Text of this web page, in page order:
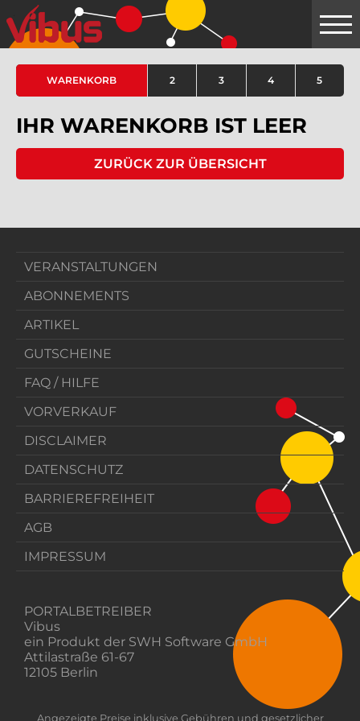
Springe
zum
Hauptinhalt
WARENKORB 2 3 4 5
IHR WARENKORB IST LEER
ZURÜCK ZUR ÜBERSICHT
VERANSTALTUNGEN
ABONNEMENTS
ARTIKEL
GUTSCHEINE
FAQ / HILFE
VORVERKAUF
DISCLAIMER
DATENSCHUTZ
BARRIEREFREIHEIT
AGB
IMPRESSUM
PORTALBETREIBER
Vibus
ein Produkt der SWH Software GmbH
Attilastraße 61-67
12105 Berlin
Angezeigte Preise inklusive Gebühren und gesetzlicher